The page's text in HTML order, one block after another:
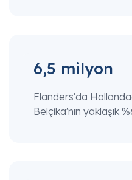
6,5 milyon
Flanders'da
Belçika'nın yaklaşık